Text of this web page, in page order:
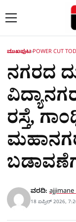
ಮುಖಪುಟ›POWER CUT
ನಗರದ
ರಸ್ತೆ,
ವರದಿ: ajjimane
18 ಏಪ್ರಿಲ್ 2026,